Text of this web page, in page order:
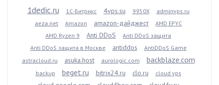
1dedic.ru 1С-Битрикс 4vps.su 9950X
adminvps.ru
aeza.net
Amazon amazon-дайджест
AMD EPYC
AMD Ryzen 9
Anti DDoS
Anti DDoS защита
Anti DDoS защита в Москве
antiddos
AntiDDoS Game
astracloud.ru
asuka.host aurologic.com backblaze.com
backup beget.ru bitrix24.ru clo.ru cloud vps